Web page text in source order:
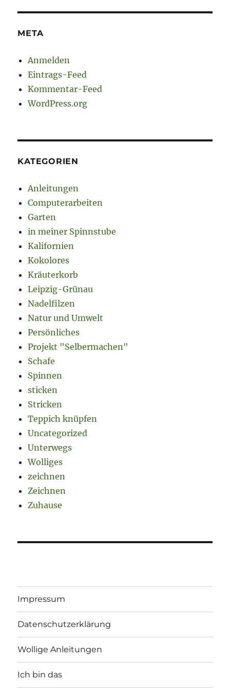
META
Anmelden
Eintrags-Feed
Kommentar-Feed
WordPress.org
KATEGORIEN
Anleitungen
Computerarbeiten
Garten
in meiner Spinnstube
Kalifornien
Kokolores
Kräuterkorb
Leipzig-Grünau
Nadelfilzen
Natur und Umwelt
Persönliches
Projekt "Selbermachen"
Schafe
Spinnen
sticken
Stricken
Teppich knüpfen
Uncategorized
Unterwegs
Wolliges
zeichnen
Zeichnen
Zuhause
Impressum
Datenschutzerklärung
Wollige Anleitungen
Ich bin das